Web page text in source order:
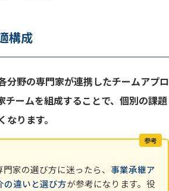
構成
分野の専門家が連携したチームアプロ
チームを組成することで、個別の課題
ります。
参考
家の選び方に迷ったら、 事業承継ア
の違いと選び方が参考になります。役